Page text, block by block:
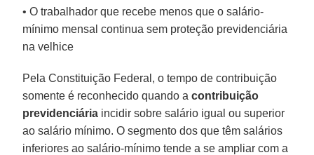
• O trabalhador que recebe menos que o salário-
mínimo mensal continua sem proteção previdenciária
na velhice
Pela Constituição Federal, o tempo de contribuição
somente é reconhecido quando acontribuição
previdenciária incidir sobre salário igual ou superior
ao salário mínimo. O segmento dos que têm salários
inferiores ao salário-mínimo tende a se ampliar com a